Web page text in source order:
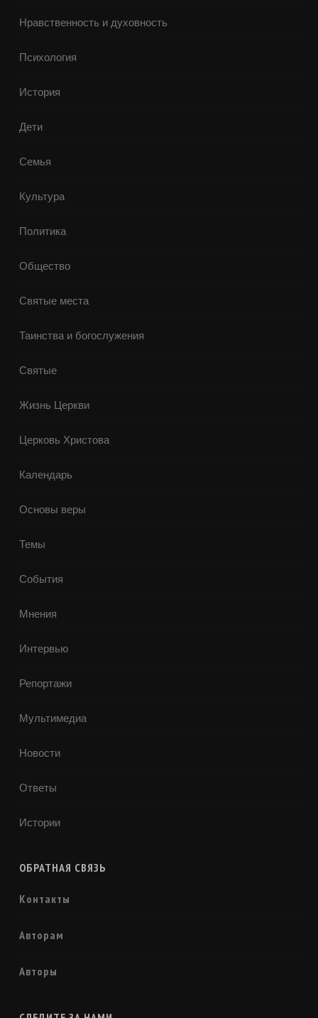
Нравственность и духовность
Психология
История
Дети
Семья
Культура
Политика
Общество
Святые места
Таинства и богослужения
Святые
Жизнь Церкви
Церковь Христова
Календарь
Основы веры
Темы
События
Мнения
Интервью
Репортажи
Мультимедиа
Новости
Ответы
Истории
ОБРАТНАЯ СВЯЗЬ
Контакты
Авторам
Авторы